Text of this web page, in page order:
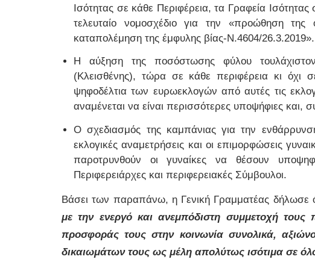
Ισότητας σε κάθε Περιφέρεια, τα Γραφεία
τελευταίο νομοσχέδιο για την «προώθηση
καταπολέμηση της έμφυλης βίας-Ν.4604/26.3.2019».
Η αύξηση της ποσόστωσης φύλου
(Κλεισθένης), τώρα σε κάθε περιφέρεια κι όχι
ψηφοδέλτια των ευρωεκλογών από αυτές τις
αναμένεται να είναι περισσότερες υποψήφιες
Ο σχεδιασμός της καμπάνιας για την
εκλογικές αναμετρήσεις και οι επιμορφώσεις
παροτρυνθούν οι γυναίκες να θέσουν
Περιφερειάρχες και περιφερειακές Σύμβουλοι.
Βάσει των παραπάνω, η Γενική Γραμματέας δήλωσε
με την ενεργό και ανεμπόδιστη συμμετοχή
προσφοράς τους στην κοινωνία συνολικά,
δικαιωμάτων τους ως μέλη απολύτως ισότιμα σε